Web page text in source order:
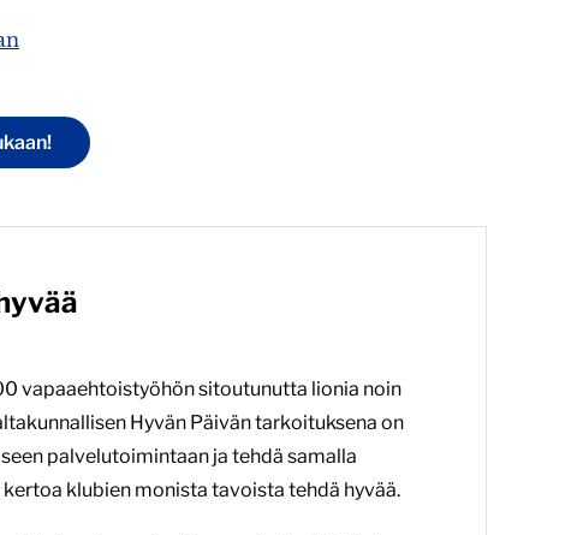
vapaaehtoistyöhön sitoutunutta lionia noin
Hyvän Päivän tarkoituksena on
palvelutoimintaan ja tehdä samalla
klubien monista tavoista tehdä hyvää.